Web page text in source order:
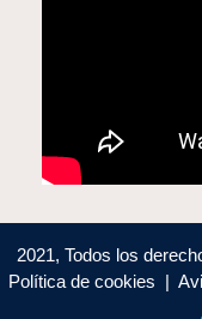
2021, Todos los
Política de cookies |